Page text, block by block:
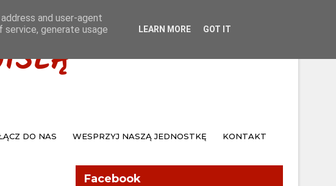
DO NAS WESPRZYJ NASZĄ JEDNOSTKĘ KONTAKT
Facebook
and user-agent
generate usage
LEARN MORE GOT IT